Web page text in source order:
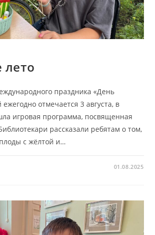
лето
праздника «День
отмечается 3 августа, в
игровая программа, посвященная
рассказали ребятам о том,
с жёлтой и…
01.08.2025